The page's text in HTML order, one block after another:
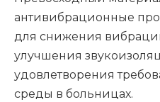
антивибрационные
для снижения
улучшения
удовлетворения
среды в больницах.